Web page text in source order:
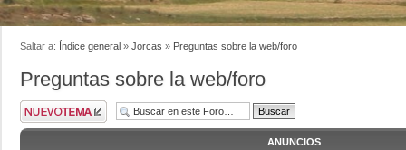
Saltar a: Índice general » Jorcas » Preguntas sobre la web/foro
Preguntas sobre la web/foro
ANUNCIOS